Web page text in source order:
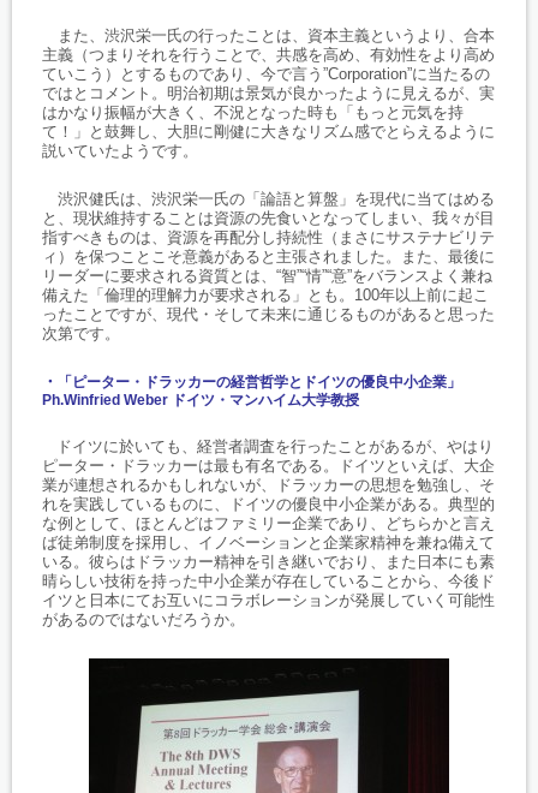
また、渋沢栄一氏の行ったことは、資本主義というより、合本
主義（つまりそれを行うことで、共感を高め、有効性をより高め
ていこう）とするものであり、今で言う”Corporation”に当たるの
ではとコメント。明治初期は景気が良かったように見えるが、実
はかなり振幅が大きく、不況となった時も「もっと元気を持
て！」と鼓舞し、大胆に剛健に大きなリズム感でとらえるように
説いていたようです。
渋沢健氏は、渋沢栄一氏の「論語と算盤」を現代に当てはめる
と、現状維持することは資源の先食いとなってしまい、我々が目
指すべきものは、資源を再配分し持続性（まさにサステナビリテ
ィ）を保つことこそ意義があると主張されました。また、最後に
リーダーに要求される資質とは、“智”“情”“意”をバランスよく兼ね
備えた「倫理的理解力が要求される」とも。100年以上前に起こ
ったことですが、現代・そして未来に通じるものがあると思った
次第です。
・
「ピーター・ドラッカーの経営哲学とドイツの優良中小企業」
Ph.Winfried Weber ドイツ・マンハイム大学教授
ドイツに於いても、経営者調査を行ったことがあるが、やはり
ピーター・ドラッカーは最も有名である。ドイツといえば、大企
業が連想されるかもしれないが、ドラッカーの思想を勉強し、そ
れを実践しているものに、ドイツの優良中小企業がある。典型的
な例として、ほとんどはファミリー企業であり、どちらかと言え
ば徒弟制度を採用し、イノベーションと企業家精神を兼ね備えて
いる。彼らはドラッカー精神を引き継いでおり、また日本にも素
晴らしい技術を持った中小企業が存在していることから、今後ド
イツと日本にてお互いにコラボレーションが発展していく可能性
があるのではないだろうか。